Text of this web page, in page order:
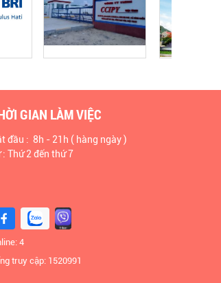
GIAN LÀM VIỆC
đầu : 8h - 21h ( hàng ngày )
: Thứ 2 đến thứ 7
4
truy cập: 1520991